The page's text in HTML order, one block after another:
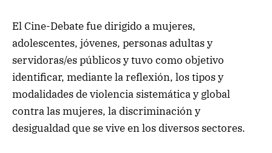
El Cine-Debate fue dirigido a mujeres,
adolescentes, jóvenes, personas adultas y
servidoras/es públicos y tuvo como objetivo
identificar, mediante la reflexión, los tipos y
modalidades de violencia sistemática y global
contra las mujeres, la discriminación y
desigualdad que se vive en los diversos sectores.